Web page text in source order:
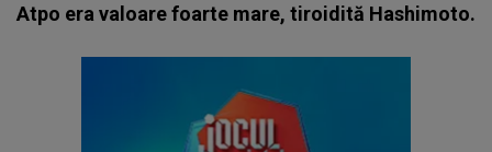
Atpo era valoare foarte mare, tiroidită Hashimoto.